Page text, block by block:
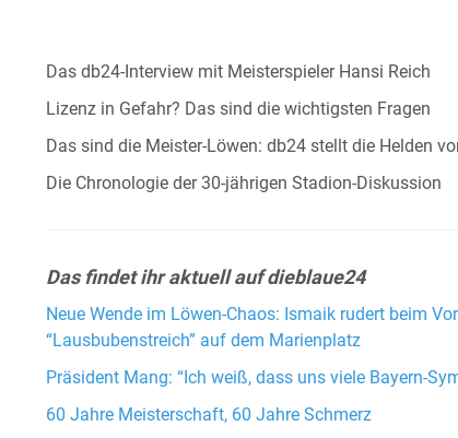
Das db24-Interview mit Meisterspieler Hansi Reich
Lizenz in Gefahr? Das sind die wichtigsten Fragen
Das sind die Meister-Löwen: db24 stellt die Helden
Die Chronologie der 30-jährigen Stadion-Diskussion
Das findet ihr aktuell auf dieblaue24
Neue Wende im Löwen-Chaos: Ismaik rudert beim
“Lausbubenstreich” auf dem Marienplatz
Präsident Mang: “Ich weiß, dass uns viele Bayern-
60 Jahre Meisterschaft, 60 Jahre Schmerz